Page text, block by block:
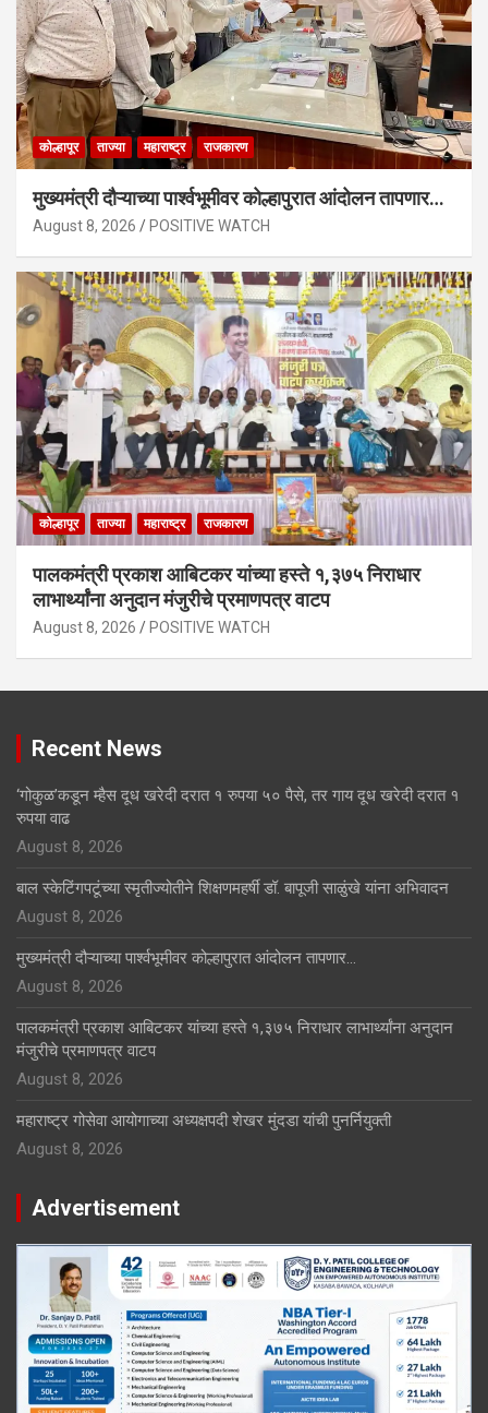
कोल्हापूर ताज्या महाराष्ट्र राजकारण
मुख्यमंत्री दौऱ्याच्या पार्श्वभूमीवर कोल्हापुरात आंदोलन तापणार…
August 8, 2026 POSITIVE WATCH
कोल्हापूर ताज्या महाराष्ट्र राजकारण
पालकमंत्री प्रकाश आबिटकर यांच्या हस्ते १,३७५ निराधार
लाभार्थ्यांना अनुदान मंजुरीचे प्रमाणपत्र वाटप
August 8, 2026 POSITIVE WATCH
Recent News
‘गोकुळ’कडून म्हैस दूध खरेदी दरात १ रुपया ५० पैसे, तर गाय दूध खरेदी दरात १
रुपया वाढ
August 8, 2026
बाल स्केटिंगपटूंच्या स्मृतीज्योतीने शिक्षणमहर्षी डॉ. बापूजी साळुंखे यांना अभिवादन
August 8, 2026
मुख्यमंत्री दौऱ्याच्या पार्श्वभूमीवर कोल्हापुरात आंदोलन तापणार…
August 8, 2026
पालकमंत्री प्रकाश आबिटकर यांच्या हस्ते १,३७५ निराधार लाभार्थ्यांना अनुदान
मंजुरीचे प्रमाणपत्र वाटप
August 8, 2026
महाराष्ट्र गोसेवा आयोगाच्या अध्यक्षपदी शेखर मुंदडा यांची पुनर्नियुक्ती
August 8, 2026
Advertisement